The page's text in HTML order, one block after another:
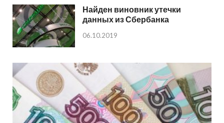
Найден виновник утечки
данных из Сбербанка
06.10.2019